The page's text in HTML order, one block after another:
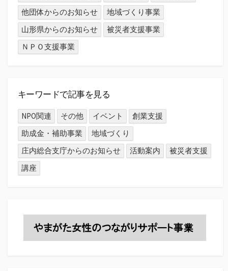
他団体からのお知らせ
地域づくり事業
山形県からのお知らせ
被災者支援事業
ＮＰＯ支援事業
キーワードで記事を見る
NPO関連 その他 イベント
創業支援
助成金・補助事業
地域づくり
庄内総合支庁からのお知らせ
活動案内
被災者支援
講座